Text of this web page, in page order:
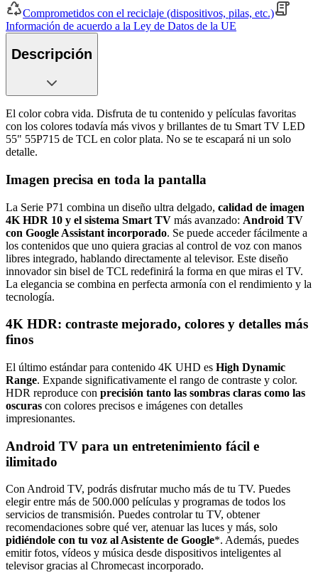
Comprometidos con el reciclaje (dispositivos, pilas, etc.)
Información de acuerdo a la Ley de Datos de la UE
Descripción
El color cobra vida. Disfruta de tu contenido y películas favoritas
con los colores todavía más vivos y brillantes de tu Smart TV LED
55" 55P715 de TCL en color plata. No se te escapará ni un solo
detalle.
Imagen precisa en toda la pantalla
La Serie P71 combina un diseño ultra delgado, calidad de imagen
4K HDR 10 y el sistema Smart TV más avanzado: Android TV
con Google Assistant incorporado. Se puede acceder fácilmente a
los contenidos que uno quiera gracias al control de voz con manos
libres integrado, hablando directamente al televisor. Este diseño
innovador sin bisel de TCL redefinirá la forma en que miras el TV.
La elegancia se combina en perfecta armonía con el rendimiento y la
tecnología.
4K HDR: contraste mejorado, colores y detalles más
finos
El último estándar para contenido 4K UHD es High Dynamic
Range. Expande significativamente el rango de contraste y color.
HDR reproduce con precisión tanto las sombras claras como las
oscuras con colores precisos e imágenes con detalles
impresionantes.
Android TV para un entretenimiento fácil e
ilimitado
Con Android TV, podrás disfrutar mucho más de tu TV. Puedes
elegir entre más de 500.000 películas y programas de todos los
servicios de transmisión. Puedes controlar tu TV, obtener
recomendaciones sobre qué ver, atenuar las luces y más, solo
pidiéndole con tu voz al Asistente de Google*. Además, puedes
emitir fotos, vídeos y música desde dispositivos inteligentes al
televisor gracias al Chromecast incorporado.